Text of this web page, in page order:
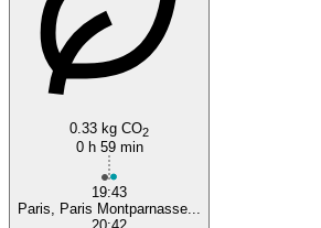
0.33 kg CO2
0 h 59 min
19:43
Paris, Paris Montparnasse...